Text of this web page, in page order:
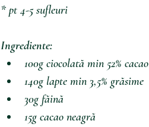
* pt 4-5 sufleuri
Ingrediente:
100g ciocolată min 52% cacao
140g lapte min 3,5% grăsime
30g făină
15g cacao neagră